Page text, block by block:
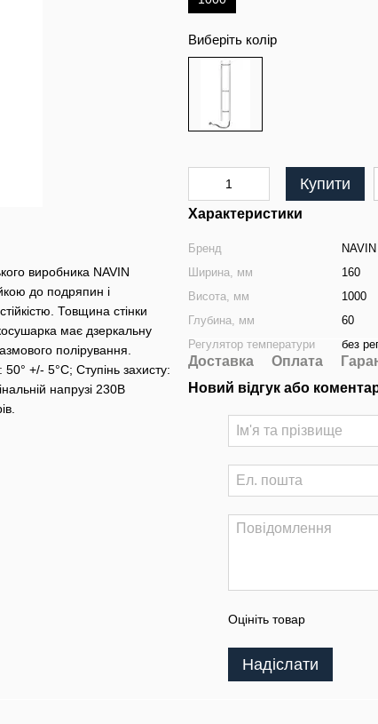
виробника NAVIN
до подряпин і
Товщина стінки
має дзеркальну
полірування.
+/- 5°C; Ступінь захисту:
напрузі 230В
Виберіть колір
Купити
Характеристики
Бренд
NAVIN
Ширина, мм
160
Висота, мм
1000
Глубина, мм
60
Регулятор температури
без
Доставка Оплата
Новий відгук або
Оцініть товар
Надіслати